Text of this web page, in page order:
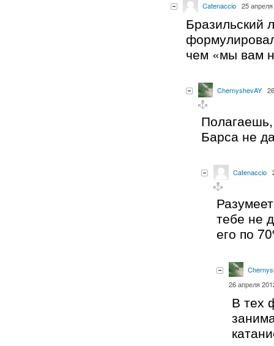
Catenaccio 25
Бразильский
чем «мы вам
ChernyshevAY
Барса не
Catenaccio
тебе не
его по
26 апреля
В тех